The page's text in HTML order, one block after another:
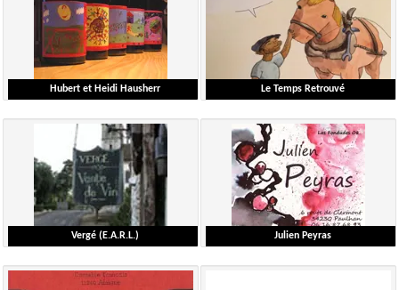
Hubert et Heidi Hausherr
Hausherr Hubert
Alsace
Scheda dettagliata
Le Temps Retrouvé
Georget Michaël
Languedoc-Roussillon
Scheda dettagliata
Vergé (E.A.R.L.)
Vergé Gilles et Catherine
Julien Peyras
Peyras Julien